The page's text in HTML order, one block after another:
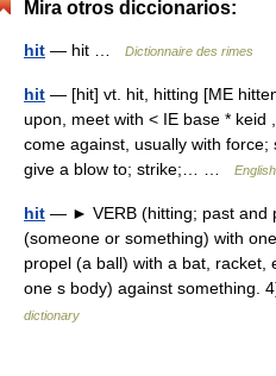
Mira otros diccionarios:
hit — hit … Dictionnaire des rimes
hit — [hit] vt. hit, hitting [ME
upon, meet with < IE base * keid
come against, usually with
give a blow to; strike;… …
hit — ► VERB (hitting; past and
(someone or something) with
propel (a ball) with a bat, racket,
one s body) against
dictionary